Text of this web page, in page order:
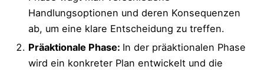
Rede
Anwendung in der klinischen Psychologie
Handlungsoptionen und deren Konsequenzen
ab, um eine klare Entscheidung zu treffen.
Präaktionale Phase: In der präaktionalen Phase
wird ein konkreter Plan entwickelt und die